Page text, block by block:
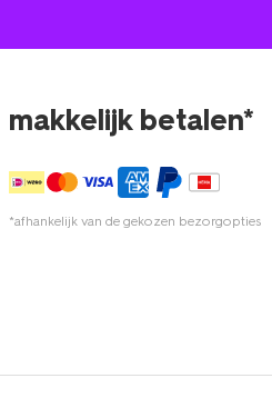
makkelijk betalen*
*afhankelijk van de gekozen bezorgopties